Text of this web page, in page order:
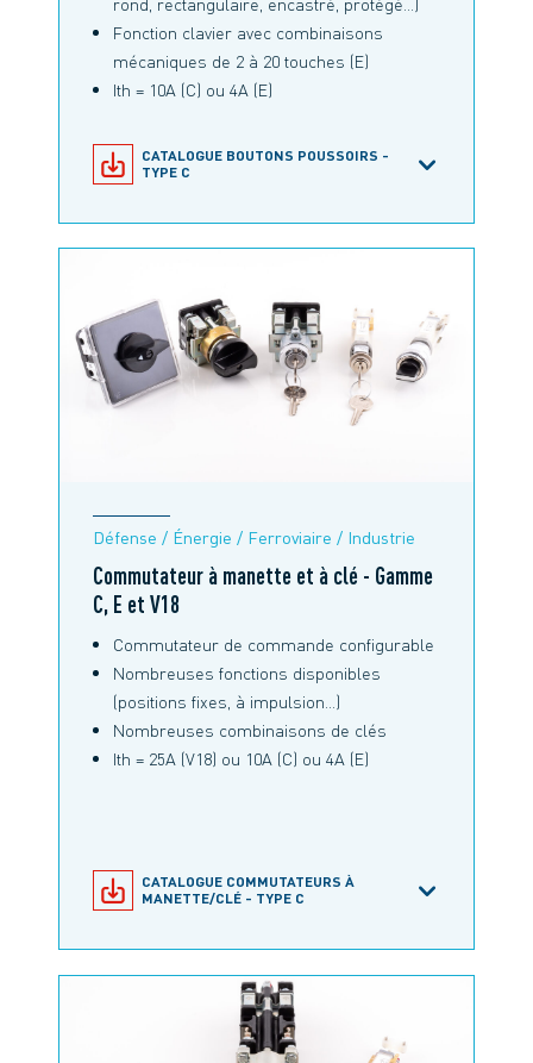
Fonction clavier avec combinaisons
mécaniques de 2 à 20 touches (E)
Ith = 10A (C) ou 4A (E)
CATALOGUE BOUTONS POUSSOIRS -
TYPE C
TYPE EDM
CATALOGUE BOUTONS POUSSOIRS -
CATALOGUE CLAVIER - TYPE E
Défense / Énergie / Ferroviaire / Industrie
Commutateur à manette et à clé - Gamme
C, E et V18
Commutateur de commande configurable
Nombreuses fonctions disponibles
(positions fixes, à impulsion…)
Nombreuses combinaisons de clés
Ith = 25A (V18) ou 10A (C) ou 4A (E)
CATALOGUE COMMUTATEURS À
MANETTE/CLÉ - TYPE C
CATALOGUE COMMUTATEURS À CLÉS